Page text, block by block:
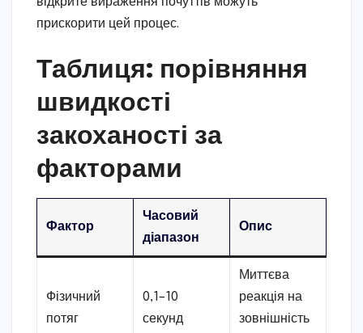
прискорити цей процес.
Таблиця: порівняння
швидкості
закоханості за
факторами
Фактор
Часовий
діапазон
Опис
Фізичний
потяг
0,1–10
секунд
Миттєва
реакція на
зовнішність